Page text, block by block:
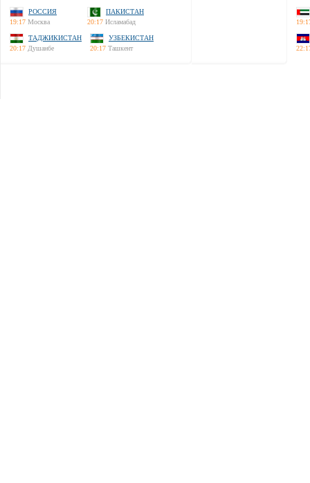
РОССИЯ
19:17 Москва
ПАКИСТАН
20:17 Исламабад
ТАДЖИКИСТАН
20:17 Душанбе
УЗБЕКИСТАН
20:17 Ташкент